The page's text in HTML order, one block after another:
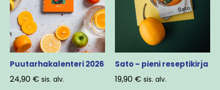
Puutarhakalenteri 2026
24,90 € sis. alv.
Sato – pieni reseptikirja
19,90 € sis. alv.